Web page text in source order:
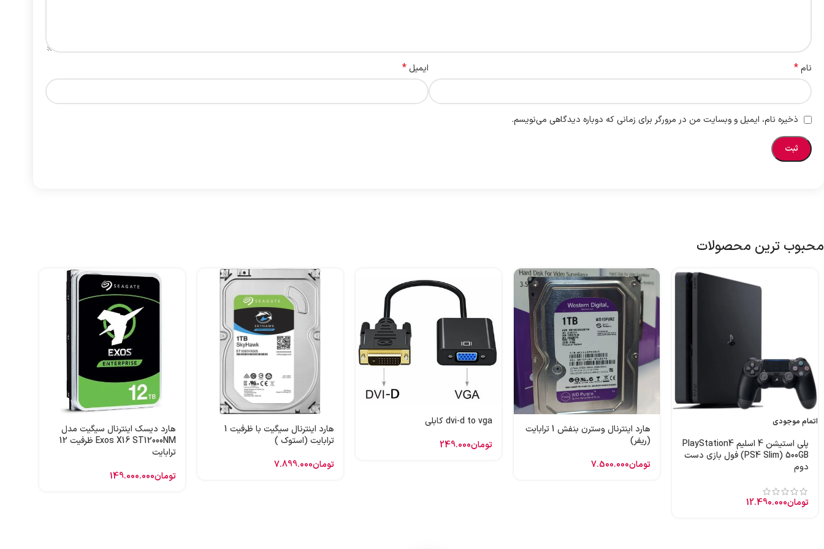
نام* ایمیل *
ذخیره نام، ایمیل و وبسایت من در مرورگر برای زمانی که دوباره دیدگاهی می‌نویسم.
محبوب ترین محصولات
اتمام موجودی
پلی استیشن 4 اسلیم PlayStation4
(PS4 Slim) 500GB فول بازی دست
دوم
تومان12.490.000
هارد اینترنال وسترن بنفش 1 ترابایت
(ریفر)
تومان7.500.000
dvi-d to vga کابلی
تومان249.000
هارد اینترنال سیگیت با ظرفیت 1
ترابایت (استوک )
تومان7.899.000
هارد دیسک اینترنال سیگیت مدل
Exos X16 ST12000NM ظرفیت 12
ترابایت
تومان149.000.000